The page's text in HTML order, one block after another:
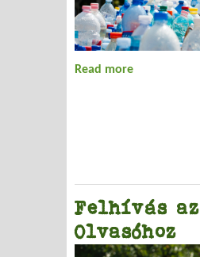
Read more
Felhívás az
Olvasóhoz